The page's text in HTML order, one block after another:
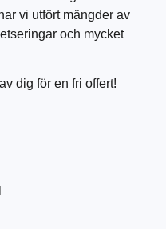
vi utfört mängder av
och mycket
dig för en fri offert!